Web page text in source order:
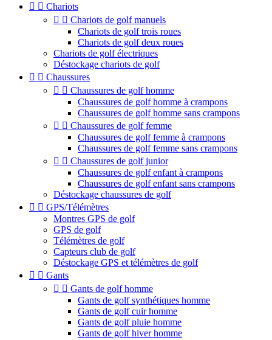
  Chariots
  Chariots de golf manuels
Chariots de golf trois roues
Chariots de golf deux roues
Chariots de golf électriques
Déstockage chariots de golf
  Chaussures
  Chaussures de golf homme
Chaussures de golf homme à crampons
Chaussures de golf homme sans crampons
  Chaussures de golf femme
Chaussures de golf femme à crampons
Chaussures de golf femme sans crampons
  Chaussures de golf junior
Chaussures de golf enfant à crampons
Chaussures de golf enfant sans crampons
Déstockage chaussures de golf
  GPS/Télémètres
Montres GPS de golf
GPS de golf
Télémètres de golf
Capteurs club de golf
Déstockage GPS et télémètres de golf
  Gants
  Gants de golf homme
Gants de golf synthétiques homme
Gants de golf cuir homme
Gants de golf pluie homme
Gants de golf hiver homme